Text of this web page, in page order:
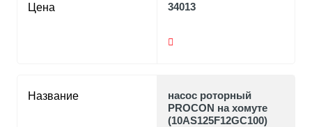
Цена 34013
Название
насос роторный
PROCON на хомуте
(10AS125F12GC100)